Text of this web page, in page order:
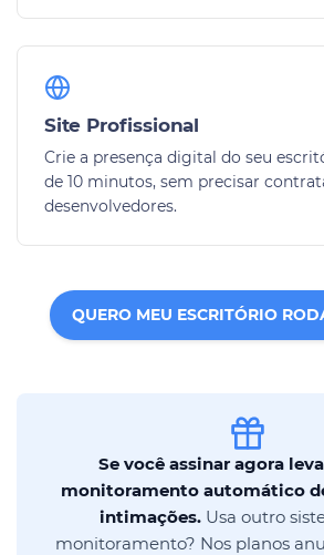
Site Profissional
Crie a presença digital do seu
de 10 minutos, sem precisar
desenvolvedores.
QUERO MEU ESCRITÓRIO
Se você assinar agora
monitoramento automático
intimações. Usa outro
monitoramento? Nos planos